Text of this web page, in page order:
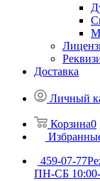
Доставка
Личный
Корзина0
459-07-77
ПН-СБ